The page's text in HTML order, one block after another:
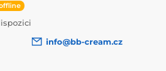
info@bb-cream.cz